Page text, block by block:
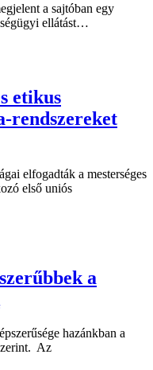
a sajtóban egy
ellátást…
etikus
rendszereket
elfogadták a mesterséges
első uniós
a
hazánkban a
Az